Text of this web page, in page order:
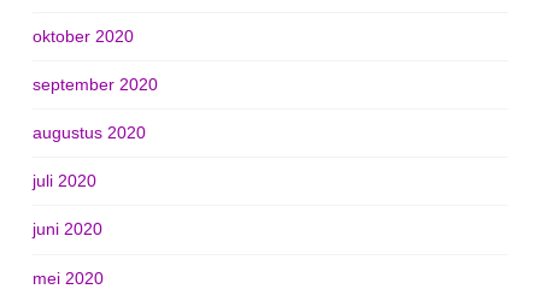
oktober 2020
september 2020
augustus 2020
juli 2020
juni 2020
mei 2020